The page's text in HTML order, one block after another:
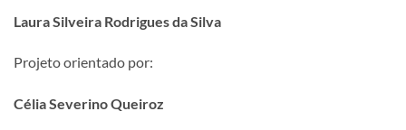
Laura Silveira Rodrigues da Silva
Projeto orientado por:
Célia Severino Queiroz